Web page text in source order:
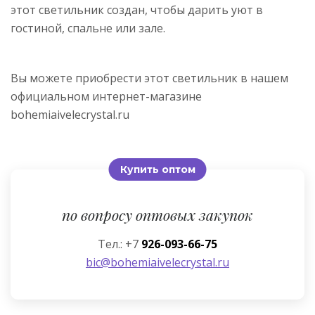
этот светильник создан, чтобы дарить уют в
гостиной, спальне или зале.
Вы можете приобрести этот светильник в нашем
официальном интернет-магазине
bohemiaivelecrystal.ru
Купить оптом
по вопросу оптовых закупок
Тел.: +7 926-093-66-75
bic@bohemiaivelecrystal.ru